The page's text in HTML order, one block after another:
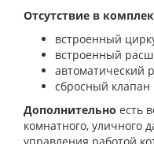
Отсутствие в
встроенный
встроенный
автоматический
сбросный клапан
Дополнительно есть
комнатного, уличного